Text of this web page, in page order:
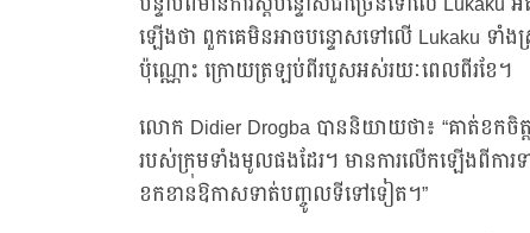
ឡើងថា ពួកគេមិនអាចបន្ទោសទៅលើ Lukaku ទាំង
ប៉ុណ្ណោះ ក្រោយត្រឡប់ពីរបួសអស់រយៈពេលពីរខែ។
លោក Didier Drogba បាននិយាយថា៖ “គាត់ខកចិត្
របស់ក្រុមទាំងមូលផងដែរ។ មានការលើកឡើងពីការទា
ខកខានឱកាសទាត់បញ្ចូលទីទៅទៀត។”